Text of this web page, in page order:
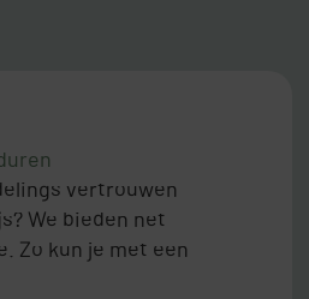
vertrouwen
We bieden net
Zo kun je met een